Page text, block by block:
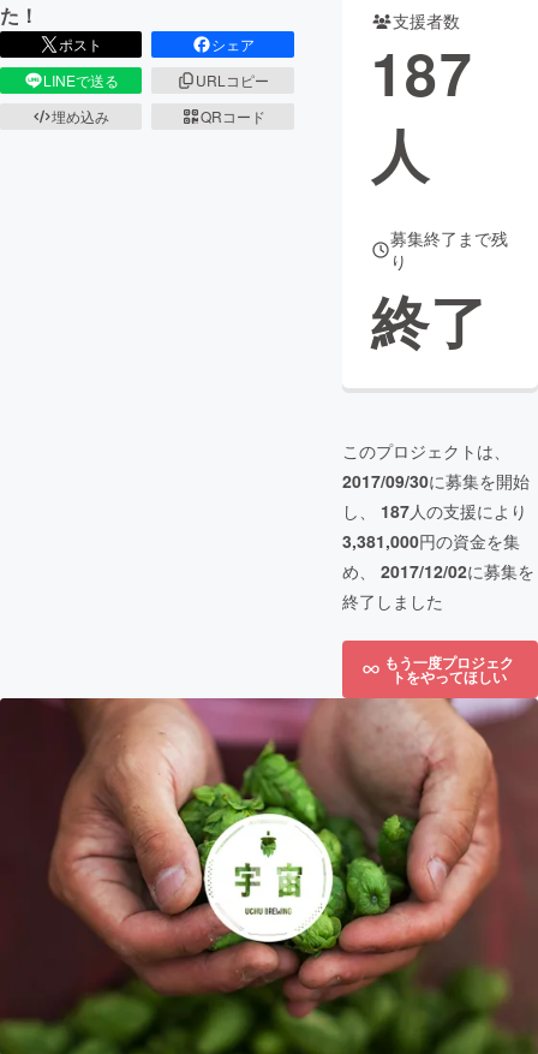
た！
ポスト
シェア
LINEで送る
URLコピー
埋め込み
QRコード
支援者数
187
人
募集終了まで残
り
終了
このプロジェクトは、
2017/09/30に募集を開始
し、 187人の支援により
3,381,000円の資金を集
め、 2017/12/02に募集を
終了しました
もう一度プロジェク
トをやってほしい